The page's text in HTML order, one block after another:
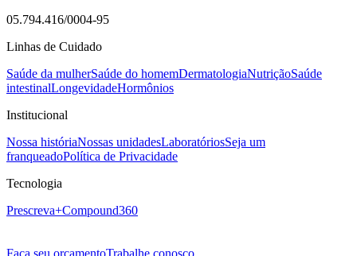
05.794.416/0004-95
Linhas de Cuidado
Saúde da mulherSaúde do homemDermatologiaNutriçãoSaúde
intestinalLongevidadeHormônios
Institucional
Nossa históriaNossas unidadesLaboratóriosSeja um
franqueadoPolítica de Privacidade
Tecnologia
Prescreva+Compound360
Faça seu orçamentoTrabalhe conosco